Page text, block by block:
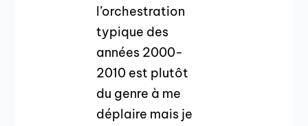
l’orchestration
typique des
années 2000-
2010 est plutôt
du genre à me
déplaire mais je